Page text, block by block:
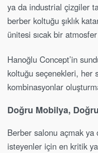
ya da industrial çizgiler
berber koltuğu şıklık
ünitesi sıcak bir
Hanoğlu Concept’in
koltuğu seçenekleri, her
kombinasyonlar
Doğru Mobilya,
Berber salonu açmak
isteyenler için en kritik